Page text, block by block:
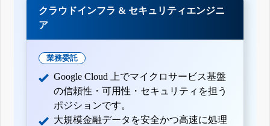
クラウドインフラ & セキュリティエンジニ
ア
業務委託
Google Cloud 上でマイクロサービス基盤
の信頼性・可用性・セキュリティを担う
ポジションです。
大規模金融データを安全かつ高速に処理